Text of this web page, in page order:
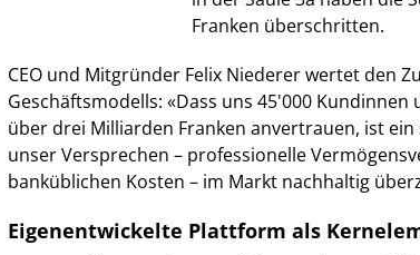
Franken überschritten.
CEO und Mitgründer Felix Niederer wertet den
Geschäftsmodells: «Dass uns 45'000
über drei Milliarden Franken anvertrauen, ist ein
unser Versprechen – professionelle
banküblichen Kosten – im Markt nachhaltig
Eigenentwickelte Plattform als